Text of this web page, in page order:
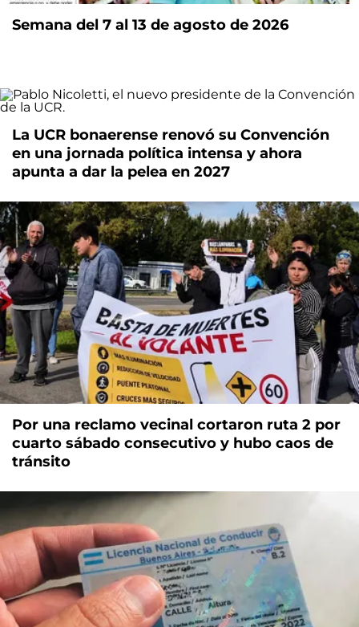
Semana del 7 al 13 de agosto de 2026
La UCR bonaerense renovó su Convención
en una jornada política intensa y ahora
apunta a dar la pelea en 2027
Por una reclamo vecinal cortaron ruta 2 por
cuarto sábado consecutivo y hubo caos de
tránsito